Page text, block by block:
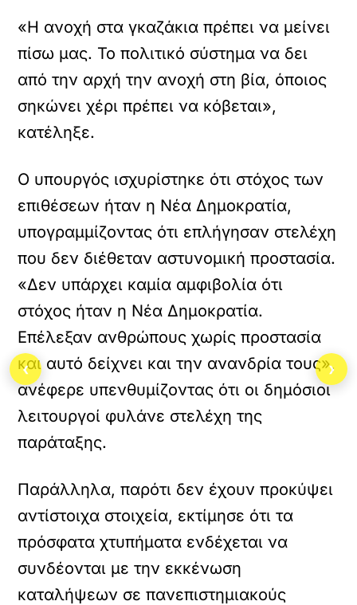
«Η ανοχή στα γκαζάκια πρέπει να μείνει
πίσω μας. Το πολιτικό σύστημα να δει
από την αρχή την ανοχή στη βία, όποιος
σηκώνει χέρι πρέπει να κόβεται»,
κατέληξε.
Ο υπουργός ισχυρίστηκε ότι στόχος των
επιθέσεων ήταν η Νέα Δημοκρατία,
υπογραμμίζοντας ότι επλήγησαν στελέχη
που δεν διέθεταν αστυνομική προστασία.
«Δεν υπάρχει καμία αμφιβολία ότι
στόχος ήταν η Νέα Δημοκρατία.
Επέλεξαν ανθρώπους χωρίς προστασία
και αυτό δείχνει και την ανανδρία τους»,
ανέφερε υπενθυμίζοντας ότι οι δημόσιοι
λειτουργοί φυλάνε στελέχη της
παράταξης.
Παράλληλα, παρότι δεν έχουν προκύψει
αντίστοιχα στοιχεία, εκτίμησε ότι τα
πρόσφατα χτυπήματα ενδέχεται να
συνδέονται με την εκκένωση
καταλήψεων σε πανεπιστημιακούς
‹ ›